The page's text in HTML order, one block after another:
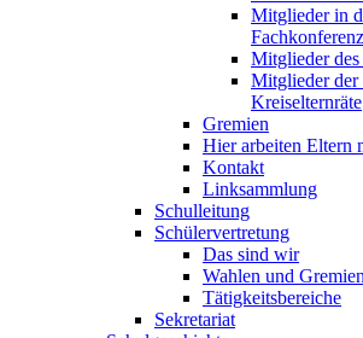
Mitglieder in
Mitglieder
Mitglieder der
Kreiselternräte
Gremien
Hier arbeiten Eltern
Kontakt
Linksammlung
Schulleitung
Schülervertretung
Das sind wir
Wahlen und Gremien
Tätigkeitsbereiche
Sekretariat